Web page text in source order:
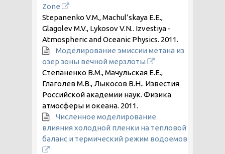
Zone
Stepanenko V.M., Machul’skaya E.E.,
Glagolev M.V., Lykosov V.N.. Izvestiya -
Atmospheric and Oceanic Physics. 2011.
Моделирование эмиссии метана из
озер зоны вечной мерзлоты
Степаненко В.М., Мачульская Е.Е.,
Глаголев М.В., Лыкосов В.Н.. Известия
Российской академии наук. Физика
атмосферы и океана. 2011.
Численное моделирование
влияния холодной пленки на тепловой
баланс и термический режим водоемов